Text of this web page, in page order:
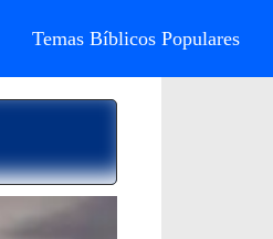
Temas Bíblicos Populares